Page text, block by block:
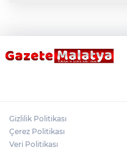
Gizlilik Politikası
Çerez Politikası
Veri Politikası